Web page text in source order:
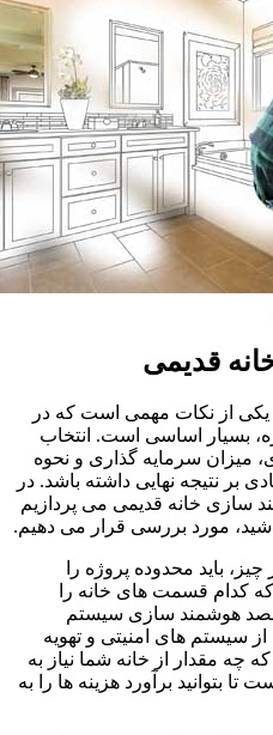
قدیمی
از نکات مهمی است که در
بسیار اساسی است. انتخاب
سرمایه‌ گذاری و نحوه
بر نتیجه نهایی داشته باشد. در
سازی خانه قدیمی می‌ پردازیم
مورد بررسی قرار می‌ دهیم.
باید محدوده پروژه را
کدام قسمت‌ های خانه را
قصد هوشمند سازی سیستم
سیستم‌ های امنیتی و تهویه
چه مقدار از خانه شما نیاز به
بتوانید برآورد هزینه‌ ها را به